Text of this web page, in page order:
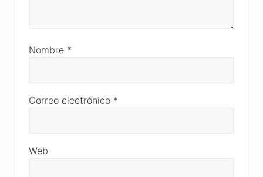
Nombre *
Correo electrónico *
Web